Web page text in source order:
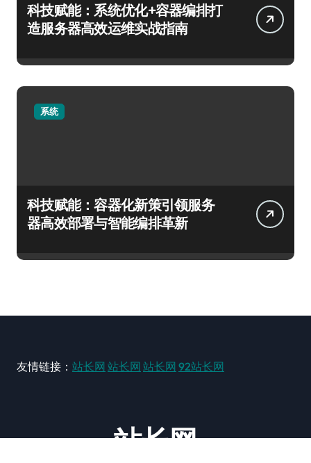
科技赋能：系统优化+容器编排打
造服务器高效运维实战指南
系统
科技赋能：容器化新策引领服务
器高效部署与智能编排革新
友情链接： 站长网 站长网 站长网 92站长网
站长网